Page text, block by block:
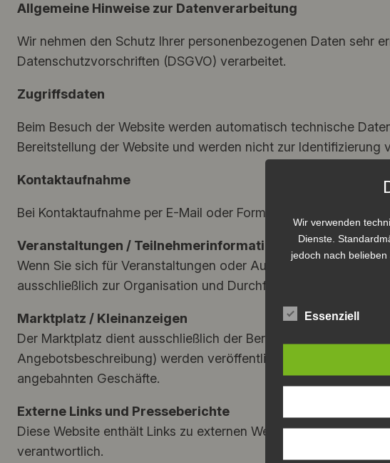
Allgemeine Hinweise zur Datenverarbeitung
Wir nehmen den Schutz Ihrer personenbezogenen Daten sehr
Datenschutzvorschriften (DSGVO) verarbeitet.
Zugriffsdaten
Beim Besuch der Website werden automatisch technische
Bereitstellung der Website und werden nicht zur Identifizierung
Kontaktaufnahme
Bei Kontaktaufnahme per E-Mail oder Formular werden Ihre
Veranstaltungen / Teilnehmerinformationen
Wenn Sie sich für Veranstaltungen oder Ausfahrten anmelden,
ausschließlich zur Organisation und Durchführung der
Marktplatz / Kleinanzeigen
Der Marktplatz dient ausschließlich der Bereitstellung von
Angebotsbeschreibung) werden veröffentlicht und sind für
angebahnten Geschäfte.
Externe Links und Presseberichte
Diese Website enthält Links zu externen Webseiten und
verantwortlich.
Wir verwenden
Dienste.
jedoch nach
Essenziell